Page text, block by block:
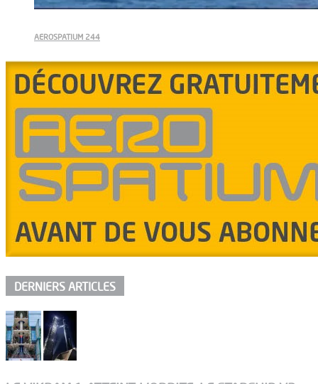
AEROSPATIUM 244
DERNIERS ARTICLES